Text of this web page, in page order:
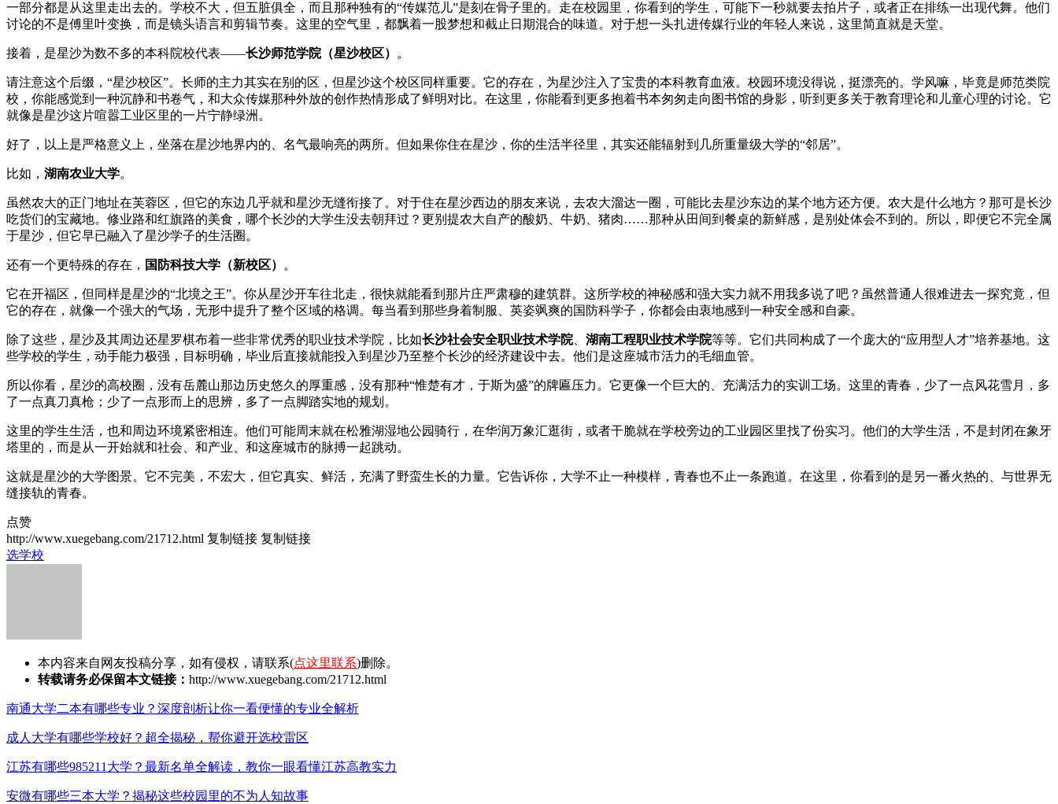
一部分都是从这里走出去的。学校不大，但五脏俱全，而且那种独有的“传媒范儿”是刻在骨子里的。走在校园里，你看到的学生，可能下一秒就要去拍片子，或者正在排练一出现代舞。他们
讨论的不是傅里叶变换，而是镜头语言和剪辑节奏。这里的空气里，都飘着一股梦想和截止日期混合的味道。对于想一头扎进传媒行业的年轻人来说，这里简直就是天堂。
接着，是星沙为数不多的本科院校代表——长沙师范学院（星沙校区） 。
请注意这个后缀，“星沙校区”。长师的主力其实在别的区，但星沙这个校区同样重要。它的存在，为星沙注入了宝贵的本科教育血液。校园环境没得说，挺漂亮的。学风嘛，毕竟是师范类院
校，你能感觉到一种沉静和书卷气，和大众传媒那种外放的创作热情形成了鲜明对比。在这里，你能看到更多抱着书本匆匆走向图书馆的身影，听到更多关于教育理论和儿童心理的讨论。它
就像是星沙这片喧嚣工业区里的一片宁静绿洲。
好了，以上是严格意义上，坐落在星沙地界内的、名气最响亮的两所。但如果你住在星沙，你的生活半径里，其实还能辐射到几所重量级大学的“邻居”。
比如， 湖南农业大学。
虽然农大的正门地址在芙蓉区，但它的东边几乎就和星沙无缝衔接了。对于住在星沙西边的朋友来说，去农大溜达一圈，可能比去星沙东边的某个地方还方便。农大是什么地方？那可是长沙
吃货们的宝藏地。修业路和红旗路的美食，哪个长沙的大学生没去朝拜过？更别提农大自产的酸奶、牛奶、猪肉……那种从田间到餐桌的新鲜感，是别处体会不到的。所以，即便它不完全属
于星沙，但它早已融入了星沙学子的生活圈。
还有一个更特殊的存在， 国防科技大学（新校区） 。
它在开福区，但同样是星沙的“北境之王”。你从星沙开车往北走，很快就能看到那片庄严肃穆的建筑群。这所学校的神秘感和强大实力就不用我多说了吧？虽然普通人很难进去一探究竟，但
它的存在，就像一个强大的气场，无形中提升了整个区域的格调。每当看到那些身着制服、英姿飒爽的国防科学子，你都会由衷地感到一种安全感和自豪。
除了这些，星沙及其周边还星罗棋布着一些非常优秀的职业技术学院，比如长沙社会安全职业技术学院、 湖南工程职业技术学院等等。它们共同构成了一个庞大的“应用型人才”培养基地。这
些学校的学生，动手能力极强，目标明确，毕业后直接就能投入到星沙乃至整个长沙的经济建设中去。他们是这座城市活力的毛细血管。
所以你看，星沙的高校圈，没有岳麓山那边历史悠久的厚重感，没有那种“惟楚有才，于斯为盛”的牌匾压力。它更像一个巨大的、充满活力的实训工场。这里的青春，少了一点风花雪月，多
了一点真刀真枪；少了一点形而上的思辨，多了一点脚踏实地的规划。
这里的学生生活，也和周边环境紧密相连。他们可能周末就在松雅湖湿地公园骑行，在华润万象汇逛街，或者干脆就在学校旁边的工业园区里找了份实习。他们的大学生活，不是封闭在象牙
塔里的，而是从一开始就和社会、和产业、和这座城市的脉搏一起跳动。
这就是星沙的大学图景。它不完美，不宏大，但它真实、鲜活，充满了野蛮生长的力量。它告诉你，大学不止一种模样，青春也不止一条跑道。在这里，你看到的是另一番火热的、与世界无
缝接轨的青春。
点赞
http://www.xuegebang.com/21712.html 复制链接 复制链接
选学校
本内容来自网友投稿分享，如有侵权，请联系(点这里联系)删除。
转载请务必保留本文链接： http://www.xuegebang.com/21712.html
南通大学二本有哪些专业？深度剖析让你一看便懂的专业全解析
成人大学有哪些学校好？超全揭秘，帮你避开选校雷区
江苏有哪些985211大学？最新名单全解读，教你一眼看懂江苏高教实力
安微有哪些三本大学？揭秘这些校园里的不为人知故事